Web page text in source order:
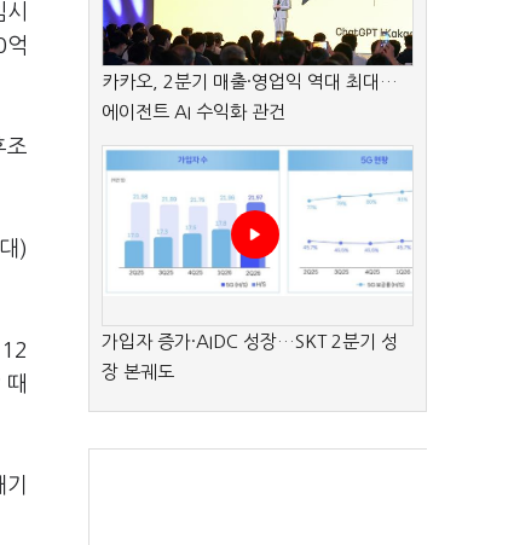
억
조
)
카카오, 2분기 매출·영업익 역대 최대…
에이전트 AI 수익화 관건
가입자 증가·AIDC 성장…SKT 2분기 성
장 본궤도